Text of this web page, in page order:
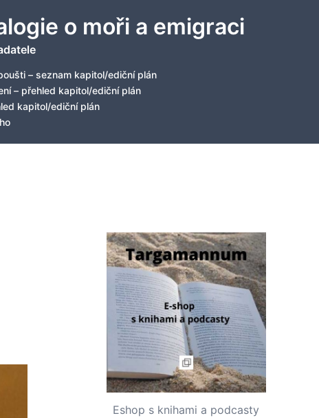
o moři a emigraci
– seznam kapitol/ediční plán
– přehled kapitol/ediční plán
kapitol/ediční plán
Eshop s knihami a podcasty